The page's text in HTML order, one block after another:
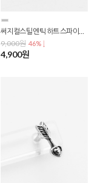
써지컬스틸 엔틱 하트 스파이더 네트 바벨 피어싱 P-0739
9,000원 46% ↓
4,900원